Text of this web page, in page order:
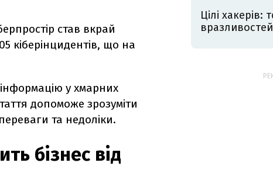
став вкрай
кіберінцидентів, що на
інформацію у хмарних
допоможе зрозуміти
та недоліки.
бізнес від
Цілі хакерів:
вразливостей